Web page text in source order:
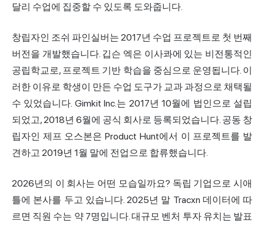
달리 수업에 집중할 수 있도록 도와줍니다.
창립자인 조쉬 파인실버는 2017년 수업 프로젝트로 첫 번째
버전을 개발했습니다. 깁슨 엑은 이사콰에 있는 비전통적인
공립학교로, 프로젝트 기반 학습을 중심으로 운영됩니다. 이
러한 이유로 학생이 만든 수업 도구가 교과 과정으로 채택될
수 있었습니다. Gimkit Inc.는 2017년 10월에 법인으로 설립
되었고, 2018년 6월에 공식 회사로 등록되었습니다. 공동 창
립자인 제프 오스본은 Product Hunt에서 이 프로젝트를 발
견하고 2019년 1월 말에 전업으로 합류했습니다.
2026년의 이 회사는 어떤 모습일까요? 독립 기업으로 시애
틀에 본사를 두고 있습니다. 2025년 말 Tracxn 데이터에 따
르면 직원 수는 약 7명입니다. 대규모 벤처 투자 유치는 발표